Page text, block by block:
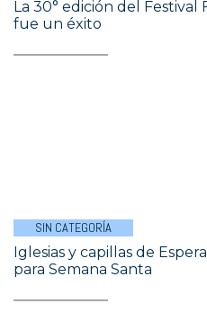
La 30° edición del
fue un éxito
SIN CATEGORÍA
Iglesias y capillas de
para Semana Santa